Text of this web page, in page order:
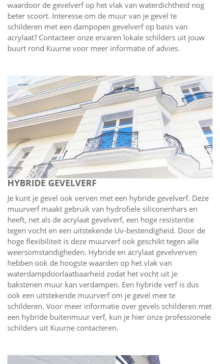
waardoor de gevelverf op het vlak van waterdichtheid nog
beter scoort. Interesse om de muur van je gevel te
schilderen met een dampopen gevelverf op basis van
acrylaat? Contacteer onze ervaren lokale schilders uit jouw
buurt rond Kuurne voor meer informatie of advies.
HYBRIDE GEVELVERF
Je kunt je gevel ook verven met een hybride gevelverf. Deze
muurverf maakt gebruik van hydrofiele siliconenhars en
heeft, net als de acrylaat gevelverf, een hoge resistentie
tegen vocht en een uitstekende Uv-bestendigheid. Door de
hoge flexibiliteit is deze muurverf ook geschikt tegen alle
weersomstandigheden. Hybride en acrylaat gevelverven
hebben ook de hoogste waarden op het vlak van
waterdampdoorlaatbaarheid zodat het vocht uit je
bakstenen muur kan verdampen. Een hybride verf is dus
ook een uitstekende muurverf om je gevel mee te
schilderen. Voor meer informatie over gevels schilderen met
een hybride buitenmuur verf, kun je hier onze professionele
schilders uit Kuurne contacteren.